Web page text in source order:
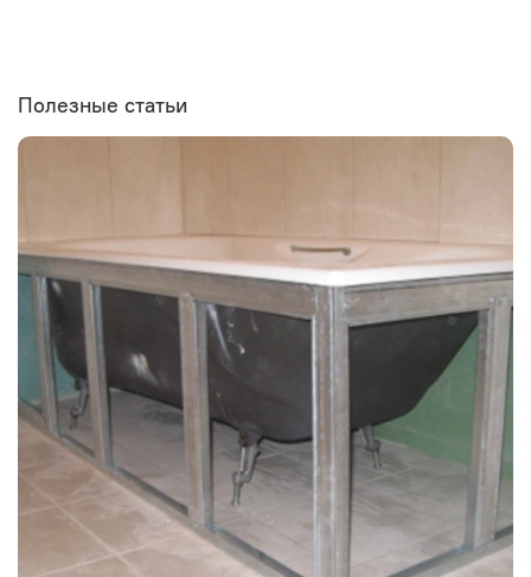
Полезные статьи